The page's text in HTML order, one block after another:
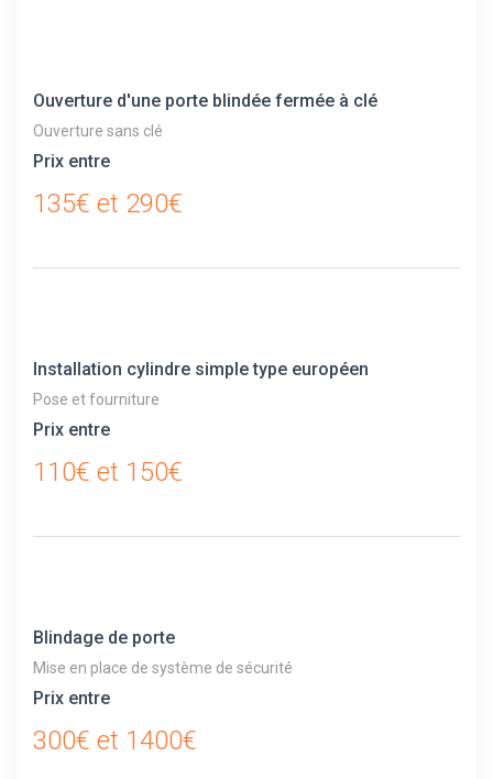
Ouverture d'une porte blindée fermée à clé
Ouverture sans clé
Prix entre
135€ et 290€
Installation cylindre simple type européen
Pose et fourniture
Prix entre
110€ et 150€
Blindage de porte
Mise en place de système de sécurité
Prix entre
300€ et 1400€